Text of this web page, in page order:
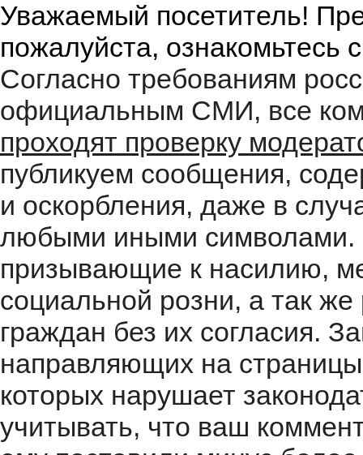
Уважаемый посетитель!
пожалуйста, ознакомьтесь
Согласно требованиям
официальным СМИ, все
проходят проверку
публикуем сообщения,
и оскорбления, даже в
любыми иными символами.
призывающие к насилию,
социальной розни, а так
граждан без их согласия.
направляющих на
которых нарушает
учитывать, что ваш